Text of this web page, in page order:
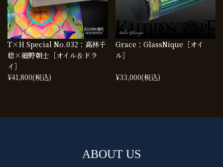
T×H Special No.032：高林千
稔×細野朝士［オイル＆ドラ
イ］
¥41,800(税込)
Grace：GlassNique［オイ
ル］
¥33,000(税込)
ABOUT US